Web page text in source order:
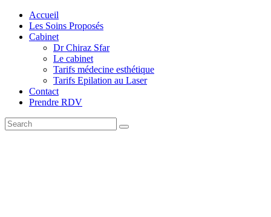
Accueil
Les Soins Proposés
Cabinet
Dr Chiraz Sfar
Le cabinet
Tarifs médecine esthétique
Tarifs Epilation au Laser
Contact
Prendre RDV